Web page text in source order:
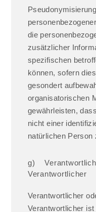
die
zusätzlicher
spezifischen
können, sofern
gesondert
organisatorischen
gewährleisten,
nicht einer
natürlichen Person
g)
Verantwortlicher
Verantwortlicher
Verantwortlicher